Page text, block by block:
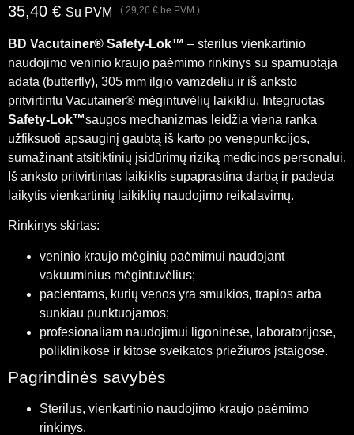
35,40 € Su PVM ( 29,26 € be PVM )
BD Vacutainer® Safety-Lok™ – sterilus vienkartinio
naudojimo veninio kraujo paėmimo rinkinys su sparnuotąja
adata (butterfly), 305 mm ilgio vamzdeliu ir iš anksto
pritvirtintu Vacutainer® mėgintuvėlių laikikliu. Integruotas
Safety-Lok™saugos mechanizmas leidžia viena ranka
užfiksuoti apsauginį gaubtą iš karto po venepunkcijos,
sumažinant atsitiktinių įsidūrimų riziką medicinos personalui.
Iš anksto pritvirtintas laikiklis supaprastina darbą ir padeda
laikytis vienkartinių laikiklių naudojimo reikalavimų.
Rinkinys skirtas:
veninio kraujo mėginių paėmimui naudojant
vakuuminius mėgintuvėlius;
pacientams, kurių venos yra smulkios, trapios arba
sunkiau punktuojamos;
profesionaliam naudojimui ligoninėse, laboratorijose,
poliklinikose ir kitose sveikatos priežiūros įstaigose.
Pagrindinės savybės
Sterilus, vienkartinio naudojimo kraujo paėmimo
rinkinys.